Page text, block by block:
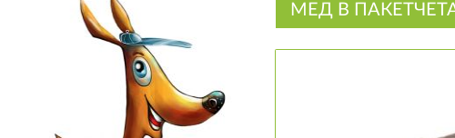
МЕД В